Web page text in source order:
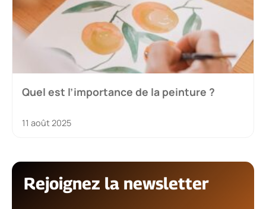
Quel est l’importance de la peinture ?
11 août 2025
Rejoignez la newsletter